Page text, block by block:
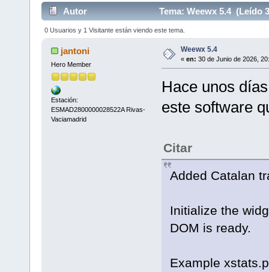
Autor Tema: Weewx 5.4 (Leído
0 Usuarios y 1 Visitante están viendo este tema.
jantoni
Hero Member
Estación:
ESMAD2800000028522A Rivas-
Vaciamadrid
Weewx 5.4
« en: 30 de Junio de 2026,
Hace unos
este software
Citar
Added Catalan
Initialize the
DOM is ready.
Example